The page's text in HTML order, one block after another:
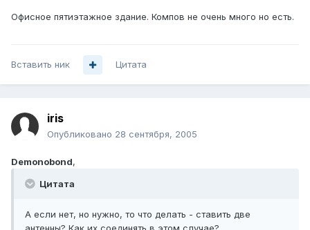
Офисное пятиэтажное здание. Компов не очень много но есть.
Вставить ник Цитата
iris
Опубликовано 28 сентября, 2005
Demonobond,
Цитата
А если нет, но нужно, то что делать - ставить две